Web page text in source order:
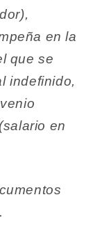
en la
que se
indefinido,
en